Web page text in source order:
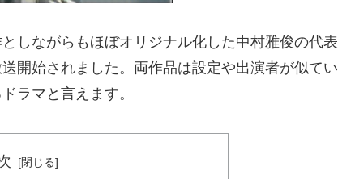
しながらもほぼオリジナル化した中村雅俊の代表
開始されました。両作品は設定や出演者が似てい
ラマと言えます。